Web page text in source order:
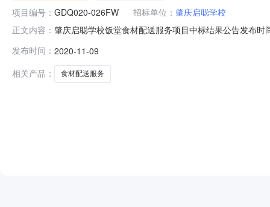
项目编号： GDQ020-026FW 招标单位： 肇庆启聪学校
正文内容： 肇庆启聪学校饭堂食材配送服务项目中标结果公告发布
食材配送服务项目三、项目编号：GDQ020-026FW四、
发布时间： 2020-11-09
相关产品：
食材配送服务